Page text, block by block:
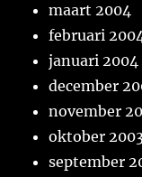
maart 2004
februari
januari 2004
december
november
oktober
september